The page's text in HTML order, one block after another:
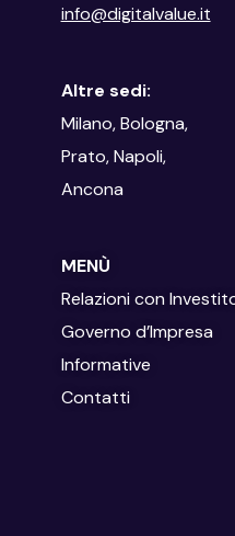
info@digitalvalue.it
Altre sedi:
Milano, Bologna,
Prato, Napoli,
Ancona
MENÙ
Relazioni con
Governo d’Impresa
Informative
Contatti